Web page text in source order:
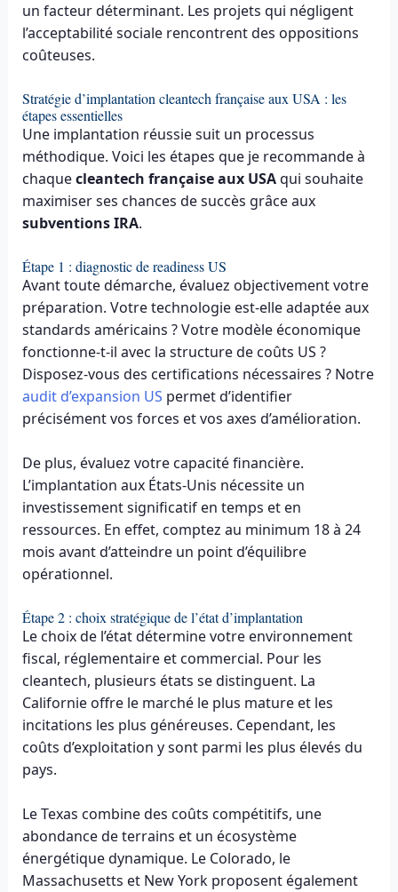
un facteur déterminant. Les projets qui négligent
l’acceptabilité sociale rencontrent des oppositions
coûteuses.
Stratégie d’implantation cleantech française aux USA : les
étapes essentielles
Une implantation réussie suit un processus
méthodique. Voici les étapes que je recommande à
chaquecleantech française aux USAqui souhaite
maximiser ses chances de succès grâce aux
subventions IRA.
Étape 1 : diagnostic de readiness US
Avant toute démarche, évaluez objectivement votre
préparation. Votre technologie est-elle adaptée aux
standards américains ? Votre modèle économique
fonctionne-t-il avec la structure de coûts US ?
Disposez-vous des certifications nécessaires ? Notre
audit d’expansion US permet d’identifier
précisément vos forces et vos axes d’amélioration.
De plus, évaluez votre capacité financière.
L’implantation aux États-Unis nécessite un
investissement significatif en temps et en
ressources. En effet, comptez au minimum 18 à 24
mois avant d’atteindre un point d’équilibre
opérationnel.
Étape 2 : choix stratégique de l’état d’implantation
Le choix de l’état détermine votre environnement
fiscal, réglementaire et commercial. Pour les
cleantech, plusieurs états se distinguent. La
Californie offre le marché le plus mature et les
incitations les plus généreuses. Cependant, les
coûts d’exploitation y sont parmi les plus élevés du
pays.
Le Texas combine des coûts compétitifs, une
abondance de terrains et un écosystème
énergétique dynamique. Le Colorado, le
Massachusetts et New York proposent également